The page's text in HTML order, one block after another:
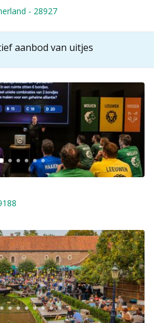
- 28927
aanbod van uitjes